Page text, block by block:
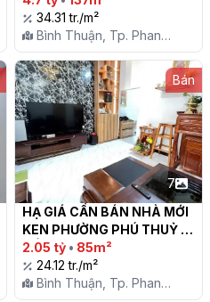
Thiết
34.31 tr./m²
Bình Thuận, Tp. Phan
Thiết, P. Phú Thủy
Bán
7
HẠ GIÁ CẦN BÁN NHÀ MỚI
KEN PHƯỜNG PHÚ THUỶ
GẦN VÕ HỮU
2.05 tỷ • 85m²
24.12 tr./m²
Bình Thuận, Tp. Phan